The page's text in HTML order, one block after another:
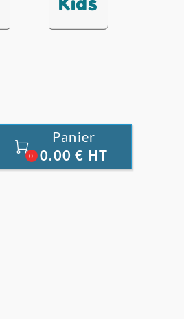

0
Panier
0.00 € HT